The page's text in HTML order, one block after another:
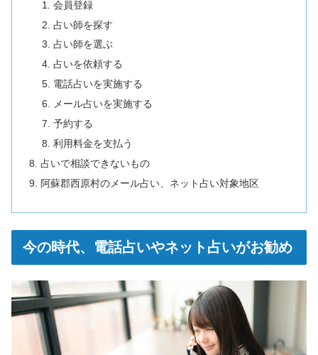
会員登録
占い師を探す
占い師を選ぶ
占いを依頼する
電話占いを実施する
メール占いを実施する
予約する
利用料金を支払う
占いで相談できないもの
阿蘇郡西原村のメール占い、ネット占い対象地区
今の時代、電話占いやネット占いがお勧め